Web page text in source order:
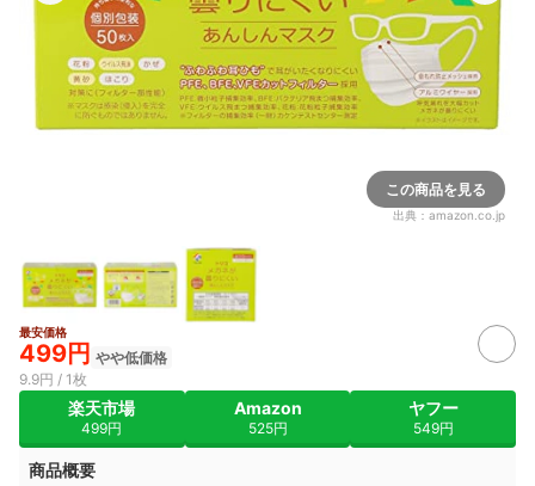
この商品を見る
出典： amazon.co.jp
最安価格
499円 やや低価格
9.9円 / 1枚
楽天市場
499円
Amazon
525円
ヤフー
549円
商品概要